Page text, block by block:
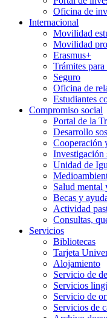
Oficina de
Internacional
Movilidad
Movilidad
Erasmus+
Trámites
Seguro
Oficina de
Estudiantes
Compromiso social
Portal de la
Desarrollo
Cooperación
Investigación
Unidad de
Salud mental
Becas y
Actividad
Consultas,
Servicios
Bibliotecas
Tarjeta
Alojamiento
Servicio de
Servicios
Servicio de
Servicios de